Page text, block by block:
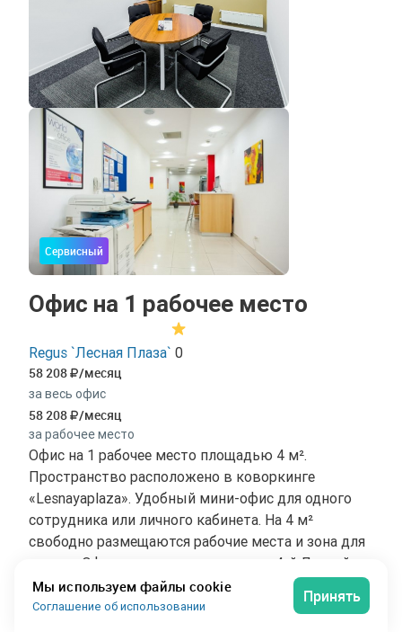
Сервисный
Офис на 1 рабочее место
Regus `Лесная Плаза` 0
58 208 /месяц
за весь офис
58 208 /месяц
за рабочее место
Офис на 1 рабочее место площадью 4 м².
Пространство расположено в коворкинге
«Lesnayaplaza». Удобный мини-офис для одного
сотрудника или личного кабинета. На 4 м²
свободно размещаются рабочие места и зона для
встреч. Офис расположен по адресу 4-й Лесной
переулок, 4, на 4 этаже 11-этажного здания.
Бизнес-центр класса A: современные инженерные
Мы используем файлы cookie
Соглашение об использовании
Принять